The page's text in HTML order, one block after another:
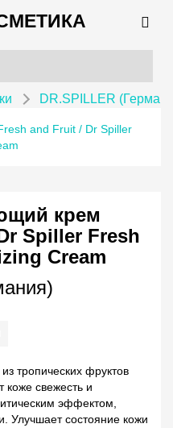
DR.SPILLER
крем
Spiller Fresh
Cream
тропических фруктов
коже свежесть и
эффектом,
Улучшает состояние кожи